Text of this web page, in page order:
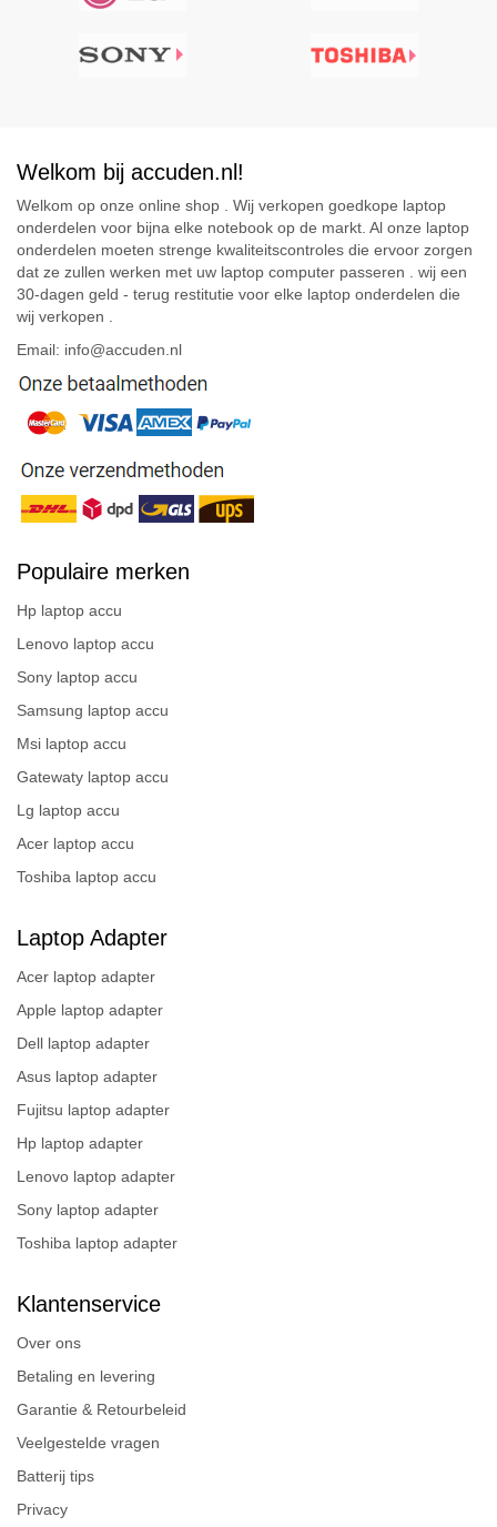
Welkom bij accuden.nl!
Welkom op onze online shop . Wij verkopen goedkope laptop
onderdelen voor bijna elke notebook op de markt. Al onze laptop
onderdelen moeten strenge kwaliteitscontroles die ervoor zorgen
dat ze zullen werken met uw laptop computer passeren . wij een
30-dagen geld - terug restitutie voor elke laptop onderdelen die
wij verkopen .
Email: info@accuden.nl
Populaire merken
Hp laptop accu
Lenovo laptop accu
Sony laptop accu
Samsung laptop accu
Msi laptop accu
Gatewaty laptop accu
Lg laptop accu
Acer laptop accu
Toshiba laptop accu
Laptop Adapter
Acer laptop adapter
Apple laptop adapter
Dell laptop adapter
Asus laptop adapter
Fujitsu laptop adapter
Hp laptop adapter
Lenovo laptop adapter
Sony laptop adapter
Toshiba laptop adapter
Klantenservice
Over ons
Betaling en levering
Garantie & Retourbeleid
Veelgestelde vragen
Batterij tips
Privacy